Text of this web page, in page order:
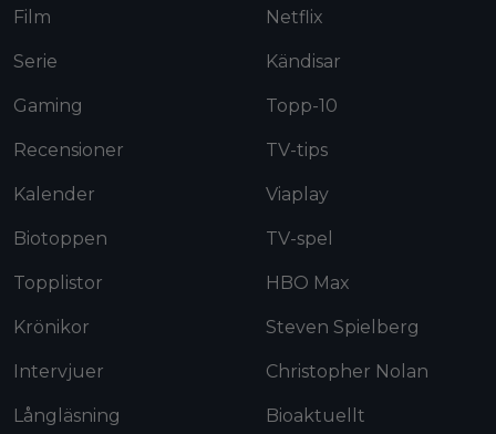
Film
Serie
Gaming
Recensioner
Kalender
Biotoppen
Topplistor
Krönikor
Intervjuer
Långläsning
Netflix
Kändisar
Topp-10
TV-tips
Viaplay
TV-spel
HBO Max
Steven Spielberg
Christopher Nolan
Bioaktuellt